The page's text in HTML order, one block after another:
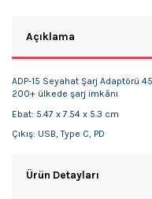
Açıklama
ADP-15 Seyahat Şarj Adaptörü
200+ ülkede şarj imkânı
Ebat: 5.47 x 7.54 x 5.3 cm
Çıkış: USB, Type C, PD
Ürün Detayları